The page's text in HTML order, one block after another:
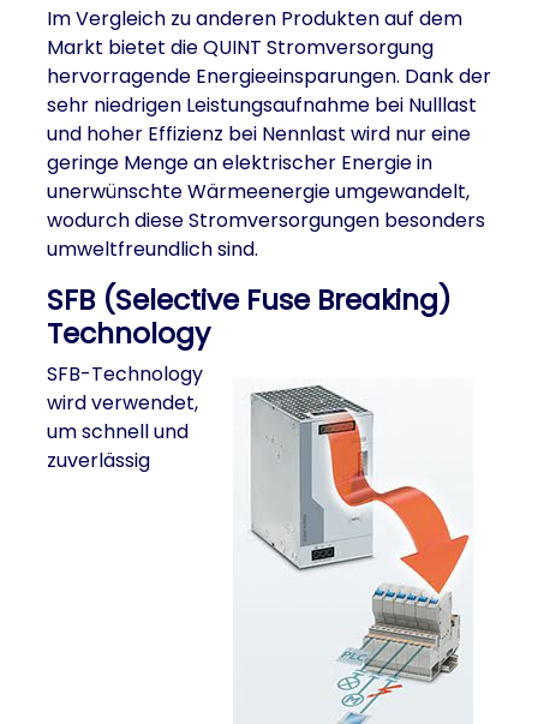
Im Vergleich zu anderen Produkten auf dem
Markt bietet die QUINT Stromversorgung
hervorragende Energieeinsparungen. Dank der
sehr niedrigen Leistungsaufnahme bei Nulllast
und hoher Effizienz bei Nennlast wird nur eine
geringe Menge an elektrischer Energie in
unerwünschte Wärmeenergie umgewandelt,
wodurch diese Stromversorgungen besonders
umweltfreundlich sind.
SFB (Selective Fuse Breaking)
Technology
SFB-Technology
wird verwendet,
um schnell und
zuverlässig